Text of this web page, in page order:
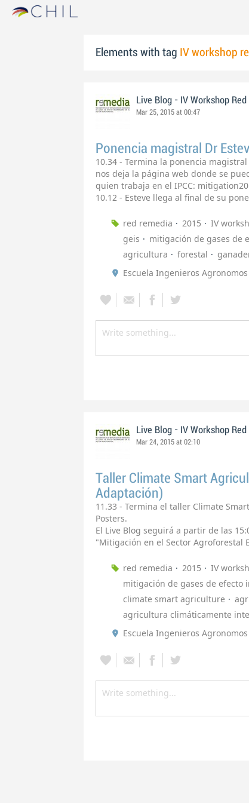
Elements with tag IV workshop
Live Blog - IV Workshop Red
Mar 25, 2015 at 00:47
Ponencia magistral Dr
10.34 - Termina la ponencia
nos deja la página web donde se
quien trabaja en el IPCC:
10.12 - Esteve llega al final de su
red remedia 2015 IV
geis
mitigación de gases de
agricultura
forestal
Escuela Ingenieros Agronomos
Live Blog - IV Workshop Red
Mar 24, 2015 at 02:10
Taller Climate Smart
Adaptación)
11.33 - Termina el taller Climate
Posters.
El Live Blog seguirá a partir de las
"Mitigación en el Sector Agroforestal
red remedia 2015
IV
mitigación de gases de efecto
climate smart agriculture
agricultura climáticamente
Escuela Ingenieros Agronomos